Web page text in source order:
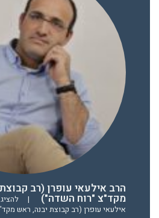
הרב אילעאי עופרן (רב
מקד"צ "רוח השדה") |
אילעאי עופרן (רב קבוצת יבנה, ראש